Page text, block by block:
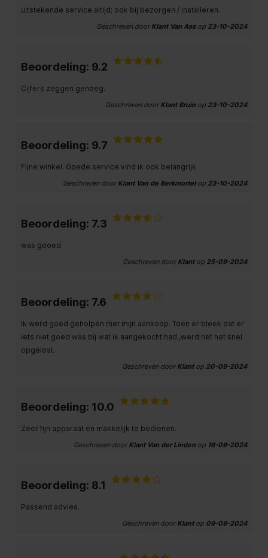
uitstekende service altijd; ook bij bezorgen / installeren.
Geschreven door Klant Van Assop 23-10-2024
Beoordeling: 9.2
Cijfers zeggen genoeg.
Geschreven door Klant Bruin op 23-10-2024
Beoordeling: 9.7
Fijne winkel. Goede service vind ik ook belangrijk
Geschreven door Klant Van de Berkmortelop 23-10-2024
Beoordeling: 7.3
was gooed
Geschreven door Klantop 25-09-2024
Beoordeling: 7.6
ik werd goed geholpen met mijn aankoop. Toen er bleek dat er
iets niet goed was bij wat ik aangekocht had ,werd het het snel
opgelost.
Geschreven door Klantop 20-09-2024
Beoordeling: 10.0
Zeer fijn apparaat en makkelijk te bedienen.
Geschreven door Klant Van der Linden op 16-09-2024
Beoordeling: 8.1
Passend advies.
Geschreven door Klantop 09-09-2024